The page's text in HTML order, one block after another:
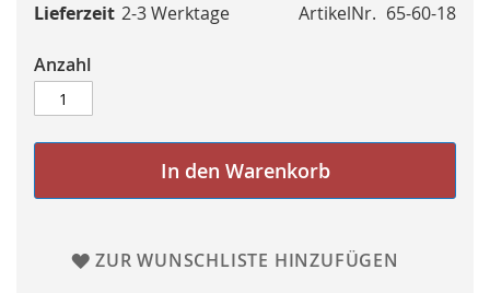
ArtikelNr. 65-60-18
Lieferzeit 2-3 Werktage
Anzahl
In den Warenkorb
ZUR WUNSCHLISTE HINZUFÜGEN